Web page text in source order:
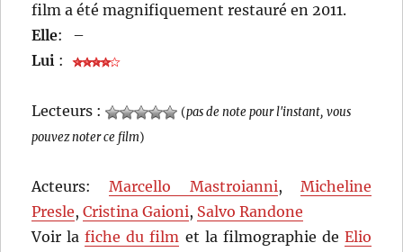
film a été magnifiquement restauré en 2011.
Elle:
–
Lui :
Lecteurs : (pas de note pour l'instant, vous
pouvez noter ce film)
Acteurs:Marcello Mastroianni, Micheline
Presle,Cristina Gaioni, Salvo Randone
Voir lafiche du film et la filmographie de Elio